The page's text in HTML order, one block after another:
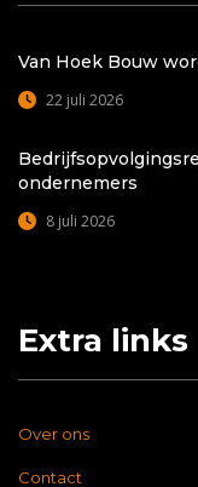
Van Hoek Bouw
22 juli 2026
ondernemers
8 juli 2026
Extra links
Over ons
Contact